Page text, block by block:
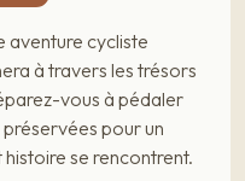
aventure cycliste
à travers les trésors
vous à pédaler
pour un
se rencontrent.